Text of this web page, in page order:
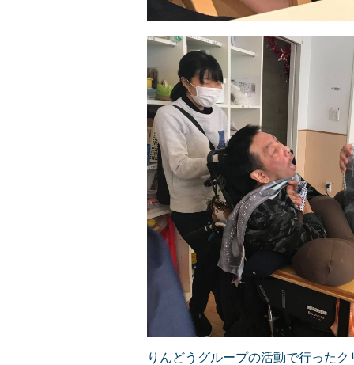
りんどうグループの活動で行った